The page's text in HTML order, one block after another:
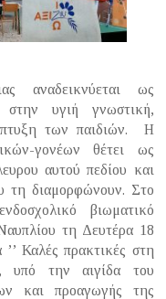
αναδεικνύεται ως
στην υγιή γνωστική,
των παιδιών. Η
γονέων θέτει ως
αυτού πεδίου και
τη διαμορφώνουν. Στο
βιωματικό
τη Δευτέρα 18
Καλές πρακτικές στη
υπό την αιγίδα του
και προαγωγής της